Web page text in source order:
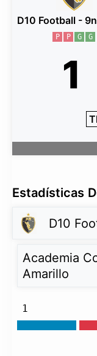
P P G G
1
Estadísticas
D10
Academia
Amarillo
1